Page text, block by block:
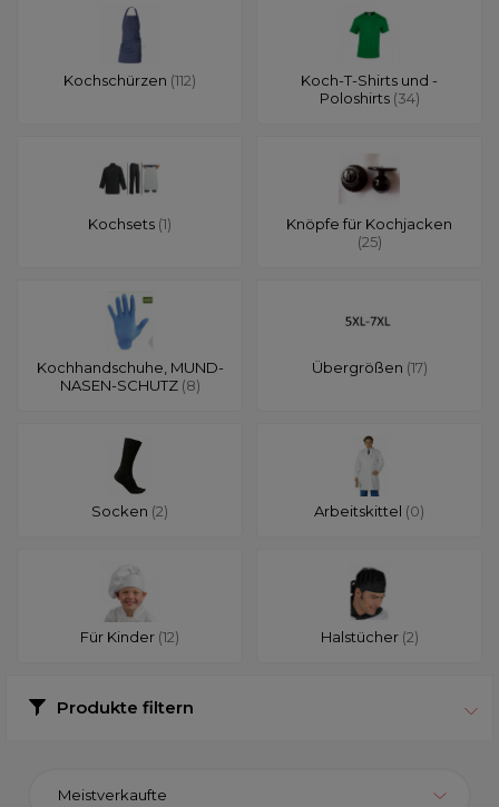
Kochschürzen (112)
Koch-T-Shirts und -
Poloshirts (34)
Kochsets (1)
Knöpfe für Kochjacken
(25)
Kochhandschuhe, MUND-
NASEN-SCHUTZ (8)
Übergrößen (17)
Socken (2) Arbeitskittel (0)
Für Kinder (12) Halstücher (2)
Produkte filtern
Meistverkaufte